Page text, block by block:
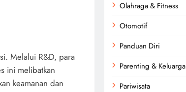
Melalui R&D, para
ini melibatkan
keamanan dan
Olahraga & Fitness
Otomotif
Panduan Diri
Parenting & Keluarga
Pariwisata